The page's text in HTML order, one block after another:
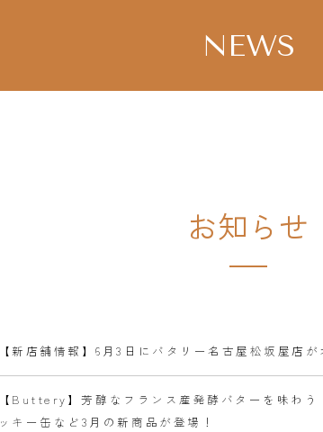
NEWS
お知らせ
【新店舗情報】6月3日にバタリー名古屋松坂屋店が
【Buttery】芳醇なフランス産発酵バターを味わ
ッキー缶など3月の新商品が登場！